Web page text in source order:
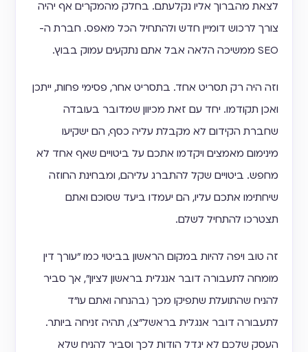
לצאת מהברוך אליו נקלעתם. בחלק מהמקרים אף יהיה
צורך לרכוש דומיין חדש ולהתחיל הכל מאפס. חברת ה-
SEO ממשיכה הלאה אבל אתם נתקעים עמוק בבוץ.
וזה היה רק תסריט אחד. בתסריט אחר, פסימי פחות, ייתכן
ואכן תקודמו. יחד עם זאת מכיוון שמדובר בעובדה
שחברת הקידום לא מקבלת עליה כסף, הם ישקיעו
מינימום מאמצים ויקדמו אתכם על ביטויים שאף אחד לא
מחפש. ביטויים שקל להתברג עליהם, ומבחינת החוזה
שיחתימו אתכם עליו, הם יעמדו ביעד שסוכם ואתם
תצטרכו להתחיל לשלם.
זה טוב ויפה להיות במקום הראשון בביטוי כמו ״עורך דין
מומחה לתעבורה דובר אנגלית בראשון לציון״, אך סביר
להניח שהתועלת שתפיקו מכך (בהנחה ואתם עו״ד
לתעבורה דובר אנגלית בראשל״צ), תהיה זניחה ביותר.
העסק שלכם לא יגדל הודות לכך וסביר להניח שלא